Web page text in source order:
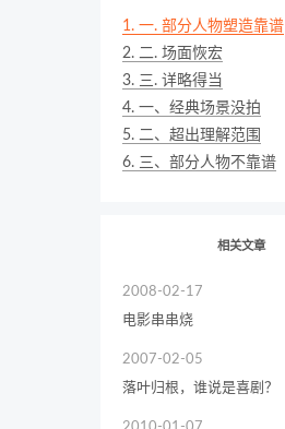
1. 一. 部分人物塑造靠谱
2. 二. 场面恢宏
3. 三. 详略得当
4. 一、经典场景没拍
5. 二、超出理解范围
6. 三、部分人物不靠谱
相关文章
2008-02-17
电影串串烧
2007-02-05
落叶归根，谁说是喜剧？